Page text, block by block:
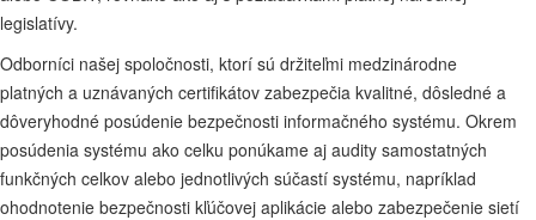
legislatívy.
Odborníci našej spoločnosti, ktorí sú držiteľmi medzinárodne
platných a uznávaných certifikátov zabezpečia kvalitné, dôsledné a
dôveryhodné posúdenie bezpečnosti informačného systému. Okrem
posúdenia systému ako celku ponúkame aj audity samostatných
funkčných celkov alebo jednotlivých súčastí systému, napríklad
ohodnotenie bezpečnosti kľúčovej aplikácie alebo zabezpečenie sietí